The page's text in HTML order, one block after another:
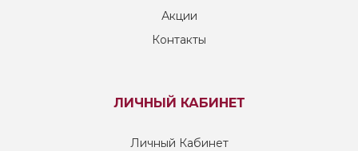
Акции
Контакты
ЛИЧНЫЙ КАБИНЕТ
Личный Кабинет